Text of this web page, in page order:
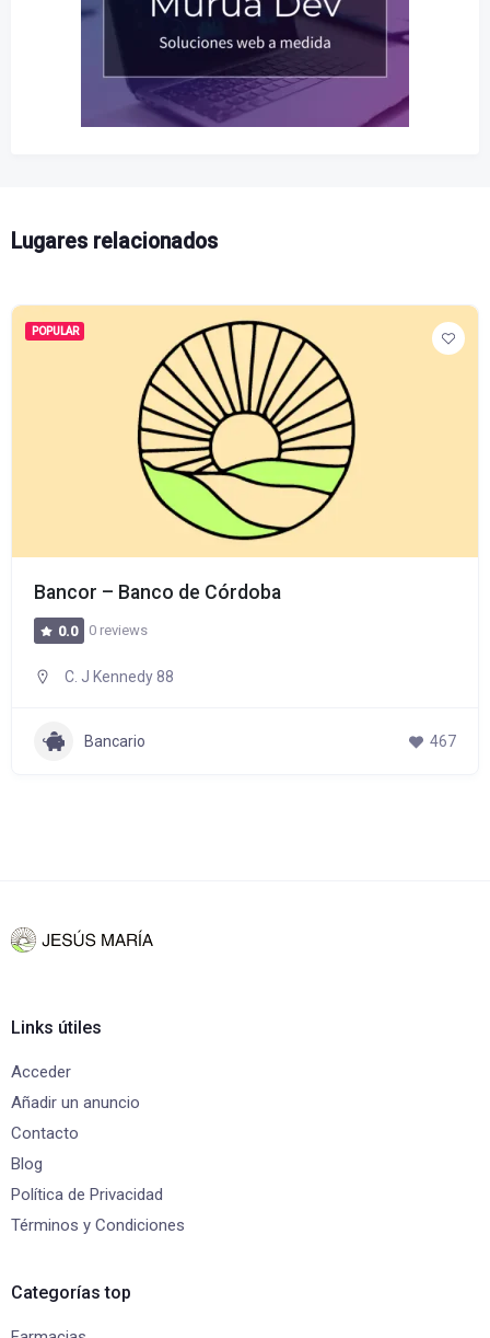
Lugares relacionados
POPULAR
Bancor – Banco de Córdoba
0.0 0 reviews
C. J Kennedy 88
Bancario 467
Links útiles
Acceder
Añadir un anuncio
Contacto
Blog
Política de Privacidad
Términos y Condiciones
Categorías top